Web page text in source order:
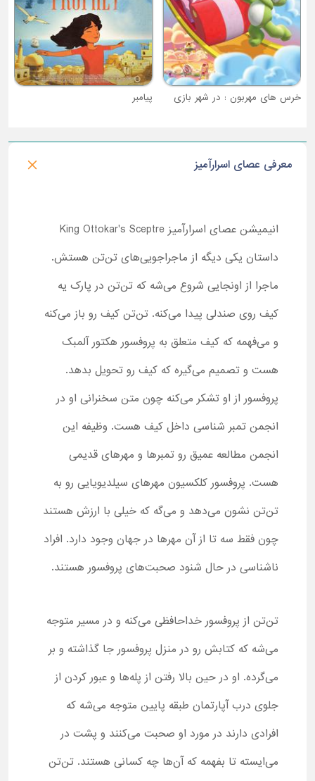
خرس های مهربون : در شهر بازی پیامبر
معرفی عصای اسرارآمیز
انیمیشن عصای اسرارآمیز King Ottokar's Sceptre
داستان یکی دیگه از ماجراجویی‌های تن‌تن هستش.
ماجرا از اونجایی شروع می‌شه که تن‌تن در پارک یه
کیف روی صندلی پیدا می‌کنه. تن‌تن کیف رو باز می‌کنه
و می‌فهمه که کیف متعلق به پروفسور هکتور آلمبک
هست و تصمیم می‌گیره که کیف رو تحویل بدهد.
پروفسور از او تشکر می‌کنه چون متن سخنرانی او در
انجمن تمبر شناسی داخل کیف هست. وظیفه این
انجمن مطالعه عمیق رو تمبرها و مهرهای قدیمی
هست. پروفسور کلکسیون مهرهای سیلدیویایی رو به
تن‌تن نشون می‌دهد و می‌گه که خیلی با ارزش هستند
چون فقط سه تا از آن مهرها در جهان وجود دارد. افراد
ناشناسی در حال شنود صحبت‌های پروفسور هستند.
تن‌تن از پروفسور خداحافظی می‌کنه و در مسیر متوجه
می‌شه که کتابش رو در منزل پروفسور جا گذاشته و بر
می‌گرده. او در حین بالا رفتن از پله‌ها و عبور کردن از
جلوی درب آپارتمان طبقه پایین متوجه می‌شه که
افرادی دارند در مورد او صحبت می‌کنند و پشت در
می‌ایسته تا بفهمه که آن‌ها چه کسانی هستند. تن‌تن